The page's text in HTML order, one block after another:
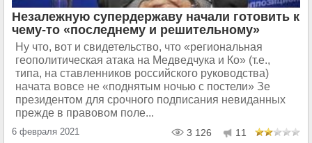
Незалежную супердержаву начали готовить к
чему-то «последнему и решительному»
Ну что, вот и свидетельство, что «региональная
геополитическая атака на Медведчука и Ко» (т.е.,
типа, на ставленников российского руководства)
начата вовсе не «поднятым ночью с постели» Зе
президентом для срочного подписания невиданных
прежде в правовом поле...
6 февраля 2021 3 126 11